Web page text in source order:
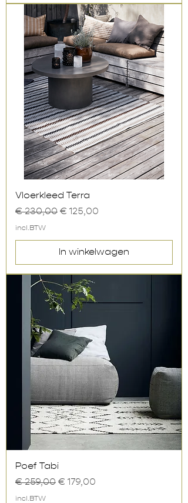
Vloerkleed Terra
Normale prijs
€ 230,00 Verkoopprijs
€ 125,00
incl.BTW
In winkelwagen
Poef Tabi
Normale prijs
€ 259,00 Verkoopprijs
€ 179,00
incl.BTW